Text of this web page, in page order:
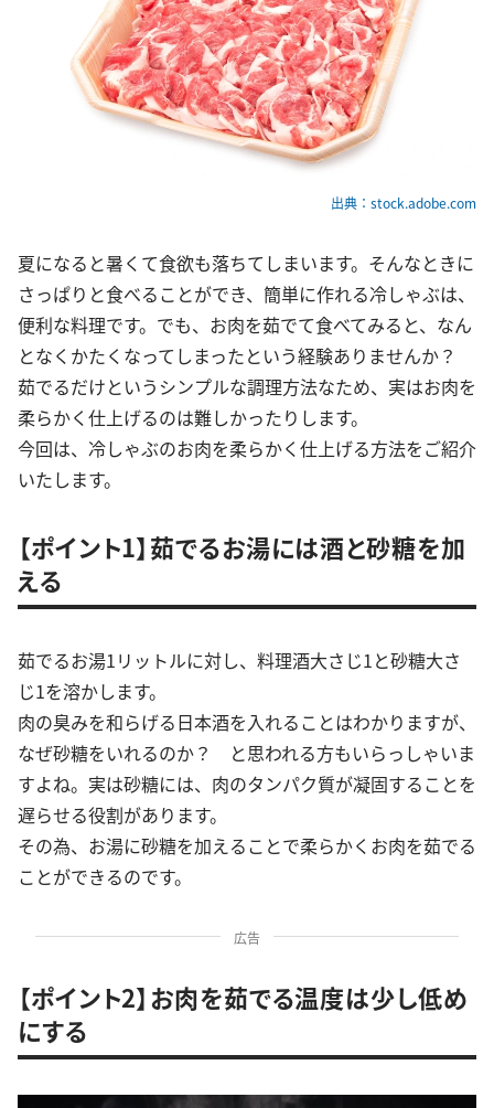
出典：stock.adobe.com
夏になると暑くて食欲も落ちてしまいます。そんなときに
さっぱりと食べることができ、簡単に作れる冷しゃぶは、
便利な料理です。でも、お肉を茹でて食べてみると、なん
となくかたくなってしまったという経験ありませんか？
茹でるだけというシンプルな調理方法なため、実はお肉を
柔らかく仕上げるのは難しかったりします。
今回は、冷しゃぶのお肉を柔らかく仕上げる方法をご紹介
いたします。
【ポイント1】茹でるお湯には酒と砂糖を加
える
茹でるお湯1リットルに対し、料理酒大さじ1と砂糖大さ
じ1を溶かします。
肉の臭みを和らげる日本酒を入れることはわかりますが、
なぜ砂糖をいれるのか？ と思われる方もいらっしゃいま
すよね。実は砂糖には、肉のタンパク質が凝固することを
遅らせる役割があります。
その為、お湯に砂糖を加えることで柔らかくお肉を茹でる
ことができるのです。
広告
【ポイント2】お肉を茹でる温度は少し低め
にする